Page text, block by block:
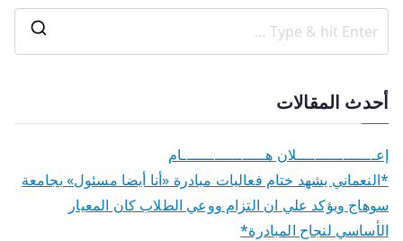
أحدث المقالات
إعـــــــــــــــــلان هــــــــــــــــــام
*النعماني يشهد ختام فعاليات مبادرة «أنا أيضا مسئول» بجامعة
سوهاج ويؤكد علي ان التزام ووعي الطلاب كان المعيار
الأساسي لنجاح المبادرة*